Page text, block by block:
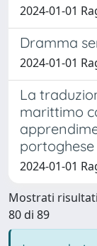
2024-01-01
Dramma
2024-01-01
La
marittimo
portoghese
2024-01-01
Mostrati
80 di 89